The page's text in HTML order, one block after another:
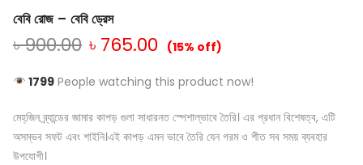
বেবি রোজ – বেবি ড্রেস
৳900.00 ৳ 765.00 (15% off)
1799People watching this product now!
মেহ্‌জিন ব্র্যান্ডের জামার কাপড় গুলা সাধারনত স্পেশাল্ভাবে তৈরি। এর প্রধান বিশেষত্ব, এটি
অসম্ভব সফট এবং শাইনি।এই কাপড় এমন ভাবে তৈরি যেন গরম ও শীত সব সময় ব্যবহার
উপযোগী।